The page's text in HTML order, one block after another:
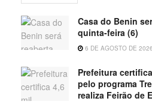
Casa do Benin
quinta-feira (6)
6 DE AGOSTO DE 2026
Prefeitura
pelo programa
realiza Feirão de